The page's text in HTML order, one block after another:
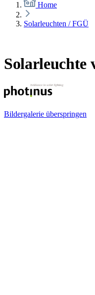
Home
Solarleuchten / FGÜ
Solarleuchte
Bildergalerie überspringen